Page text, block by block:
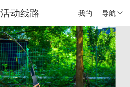
我的 导航
活动线路